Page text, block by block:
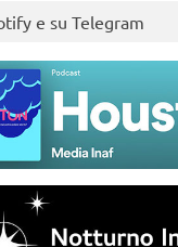
e su Telegram